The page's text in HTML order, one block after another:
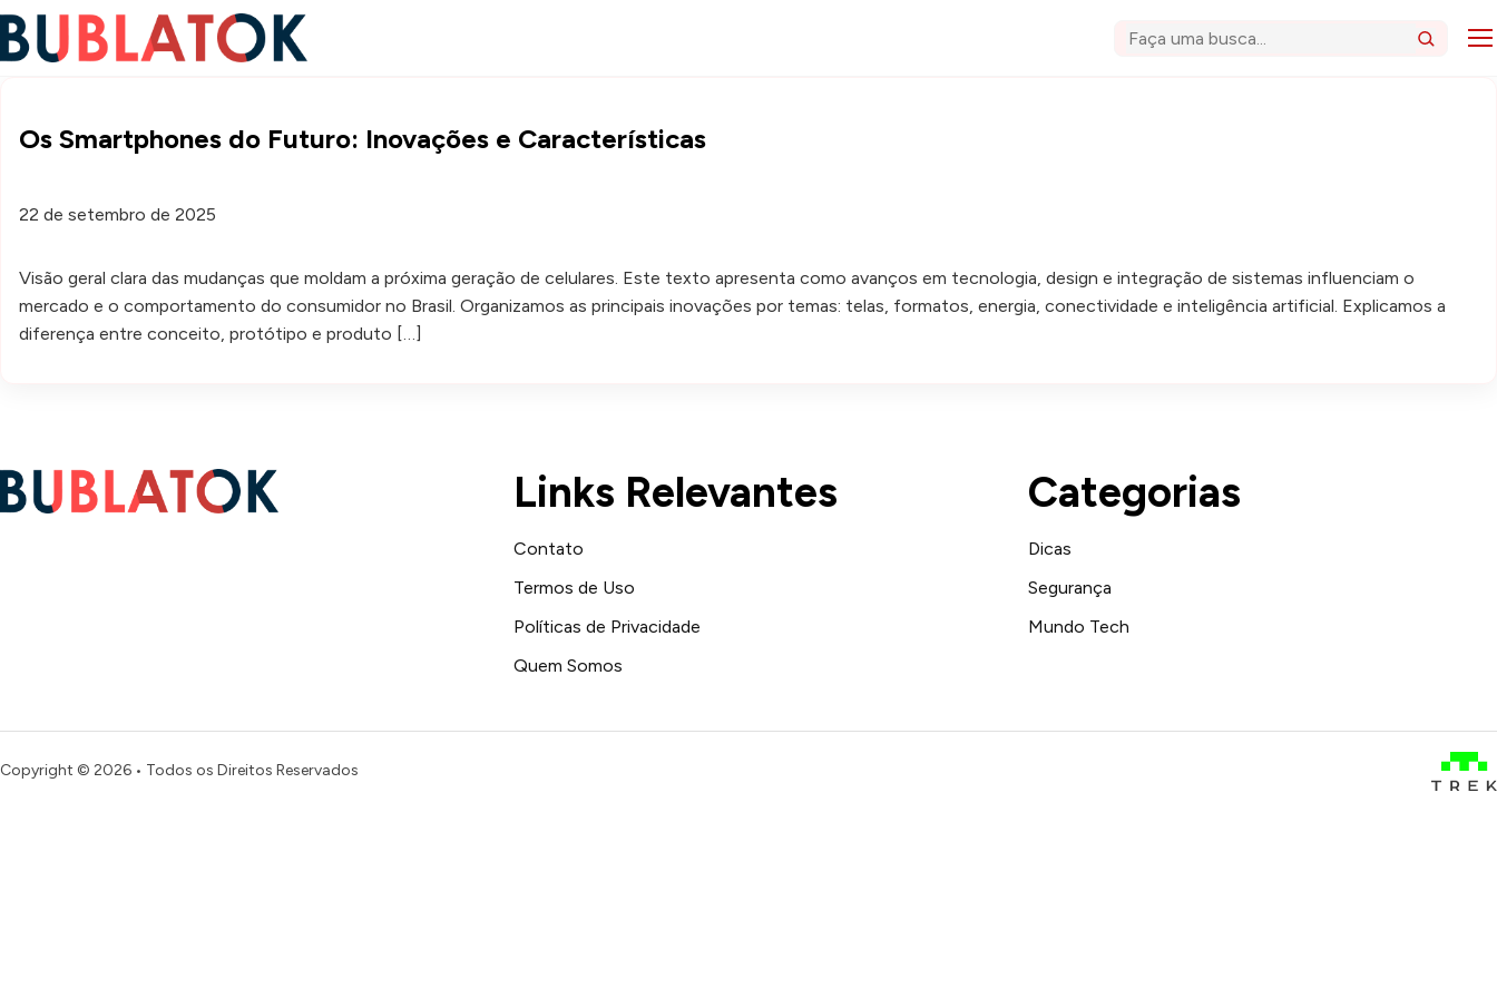
Buscar
Os Smartphones do Futuro: Inovações e Características
22 de setembro de 2025
Visão geral clara das mudanças que moldam a próxima geração de celulares. Este texto apresenta como avanços em tecnologia, design e integração de sistemas influenciam o
mercado e o comportamento do consumidor no Brasil. Organizamos as principais inovações por temas: telas, formatos, energia, conectividade e inteligência artificial. Explicamos a
diferença entre conceito, protótipo e produto […]
Links Relevantes
Contato
Termos de Uso
Políticas de Privacidade
Quem Somos
Categorias
Dicas
Segurança
Mundo Tech
Copyright © 2026 • Todos os Direitos Reservados